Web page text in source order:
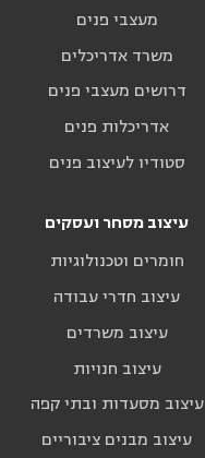
מעצבי פנים
משרד אדריכלים
דרושים מעצבי פנים
אדריכלות פנים
סטודיו לעיצוב פנים
עיצוב מסחר ועסקים
חומרים וטכנולוגיות
עיצוב חדרי עבודה
עיצוב משרדים
עיצוב חנויות
עיצוב מסעדות ובתי קפה
עיצוב מבנים ציבוריים